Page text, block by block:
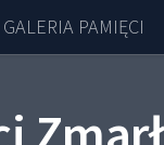
GALERIA PAMIĘCI